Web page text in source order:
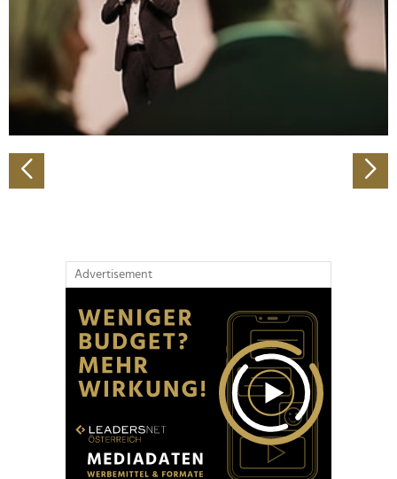
Abschnitt Einzelheitenfest.
Wir verwenden Cookies, um Inhalte und Anzeigen zu
personalisieren, Funktionen für soziale Medien anbieten
zu können und die Zugriffe auf unsere Website zu
analysieren. Außerdem geben wir Informationen zu Ihrer
Verwendung unserer Website an unsere Partner für
soziale Medien, Werbung und Analysen weiter. Unsere
Partner führen diese Informationen möglicherweise mit
Advertisement